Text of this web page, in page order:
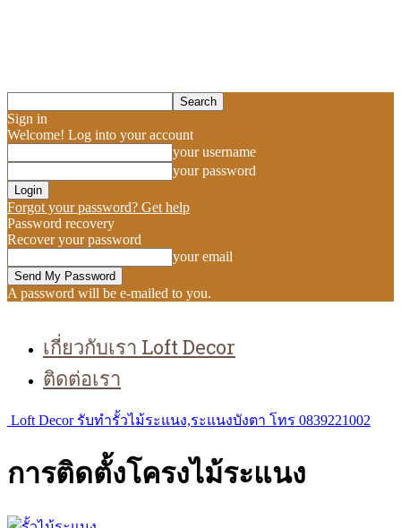
Sign in
Welcome! Log into your account
your username
your password
Forgot your password? Get help
Password recovery
Recover your password
your email
A password will be e-mailed to you.
เกี่ยวกับเรา Loft Decor
ติดต่อเรา
Loft Decor รับทำรั้วไม้ระแนง,ระแนงบังตา โทร 0839221002
การติดตั้งโครงไม้ระแนง